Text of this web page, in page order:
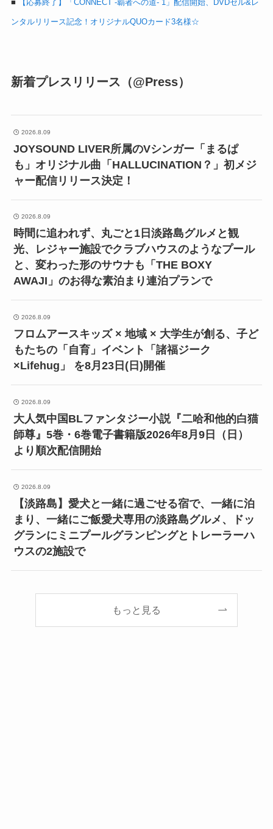
■ 【応募終了】「CONNECT -覇者への道- 1」配信開始、DVDセル&レ
ンタルリリース記念！オリジナルQUOカード3名様☆
新着プレスリリース（@Press）
2026.8.09
JOYSOUND LIVER所属のVシンガー「まるぱ
も」オリジナル曲「HALLUCINATION？」初メジ
ャー配信リリース決定！
2026.8.09
時間に追われず、丸ごと1日淡路島グルメと観
光、レジャー施設でクラブハウスのようなプール
と、変わった形のサウナも「THE BOXY
AWAJI」のお得な素泊まり連泊プランで
2026.8.09
フロムアースキッズ × 地域 × 大学生が創る、子ど
もたちの「自育」イベント「諸福ジーク
×Lifehug」 を8月23日(日)開催
2026.8.09
大人気中国BLファンタジー小説『二哈和他的白猫
師尊』5巻・6巻電子書籍版2026年8月9日（日）
より順次配信開始
2026.8.09
【淡路島】愛犬と一緒に過ごせる宿で、一緒に泊
まり、一緒にご飯愛犬専用の淡路島グルメ、ドッ
グランにミニプールグランピングとトレーラーハ
ウスの2施設で
もっと見る